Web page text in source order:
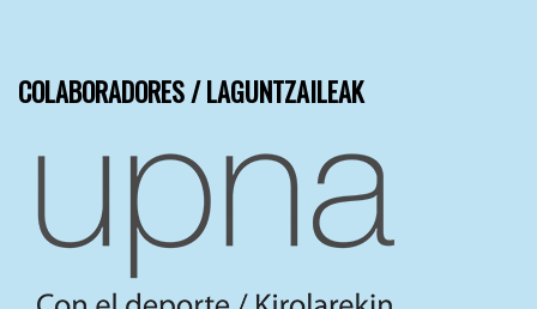
COLABORADORES / LAGUNTZAILEAK